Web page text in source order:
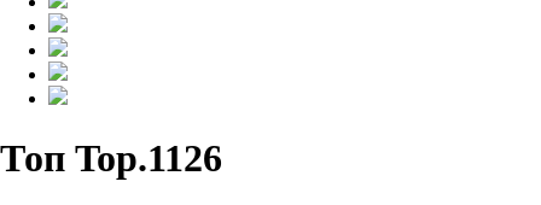
Топ Top.1126